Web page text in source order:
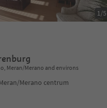
1/5
Meran/Merano and environs
Merano centrum